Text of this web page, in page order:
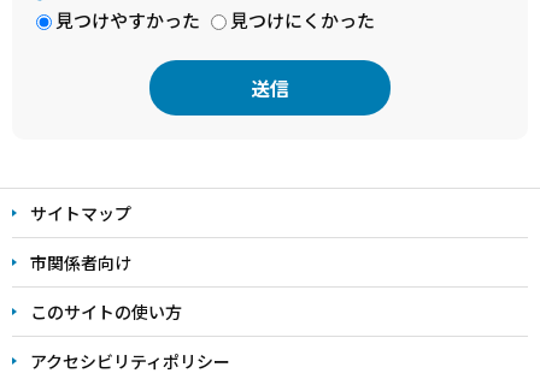
見つけやすかった
見つけにくかった
文
こ
こ
ま
で
サイトマップ
市関係者向け
このサイトの使い方
アクセシビリティポリシー